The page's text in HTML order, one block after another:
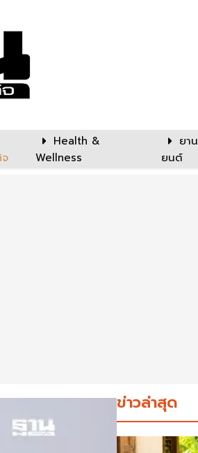
Health &
Wellness
ยาน
ยนต์
ข่าวล่าสุด